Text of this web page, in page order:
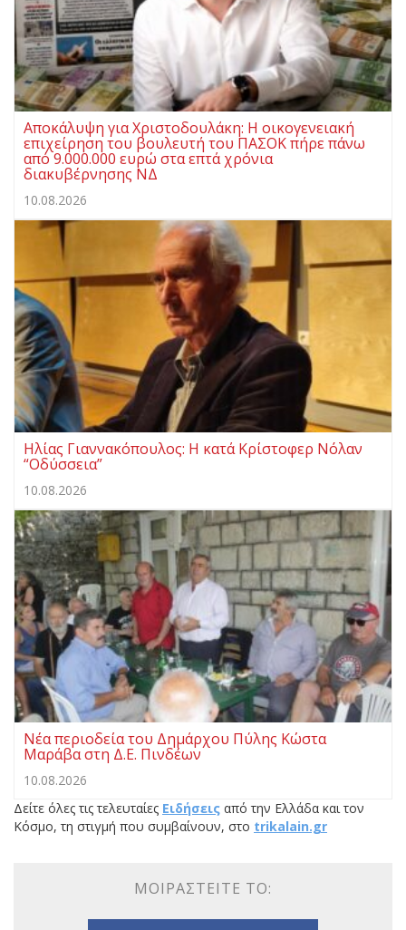
Αποκάλυψη για Χριστοδουλάκη: Η οικογενειακή
επιχείρηση του βουλευτή του ΠΑΣΟΚ πήρε πάνω
από 9.000.000 ευρώ στα επτά χρόνια
διακυβέρνησης ΝΔ
10.08.2026
Ηλίας Γιαννακόπουλος: Η κατά Κρίστοφερ Νόλαν
“Oδύσσεια”
10.08.2026
Νέα περιοδεία του Δημάρχου Πύλης Κώστα
Μαράβα στη Δ.Ε. Πινδέων
10.08.2026
Δείτε όλες τις τελευταίες Ειδήσεις από την Ελλάδα και τον
Κόσμο, τη στιγμή που συμβαίνουν, στο trikalain.gr
ΜΟΙΡΑΣΤΕΊΤΕ ΤΟ: